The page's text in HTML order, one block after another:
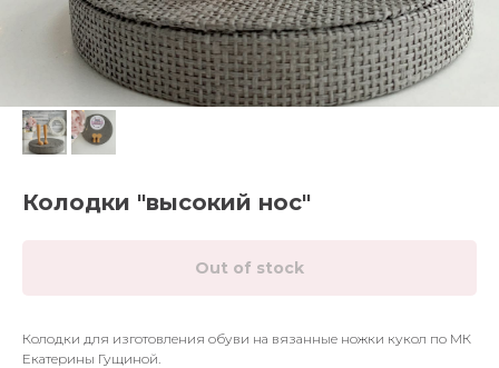
Колодки "высокий нос"
Out of stock
Колодки для изготовления обуви на вязанные ножки кукол по МК
Екатерины Гущиной.